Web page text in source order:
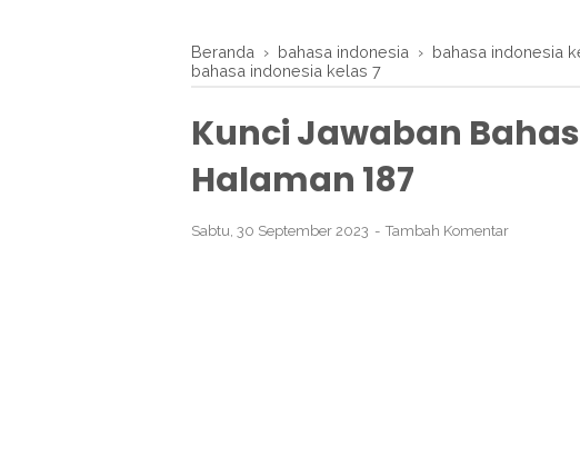
Beranda › bahasa indonesia › bahasa indonesia
bahasa indonesia kelas 7
Kunci Jawaban
Halaman 187
Sabtu, 30 September 2023 Tambah Komentar